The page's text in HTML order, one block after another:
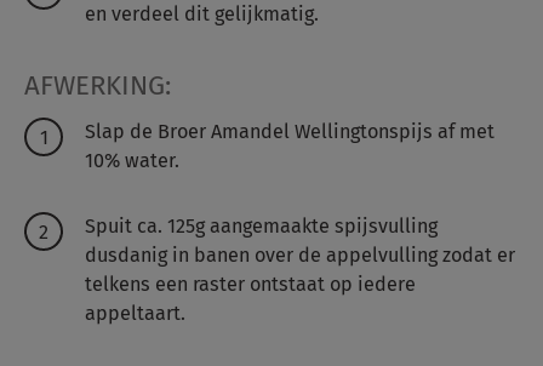
en verdeel dit gelijkmatig.
AFWERKING:
Slap de Broer Amandel Wellingtonspijs af met
10% water.
Spuit ca. 125g aangemaakte spijsvulling
dusdanig in banen over de appelvulling zodat er
telkens een raster ontstaat op iedere
appeltaart.